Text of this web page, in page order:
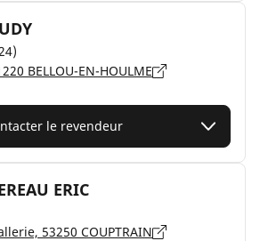
BELLOU-EN-HOULME
le revendeur
ERIC
53250 COUPTRAIN